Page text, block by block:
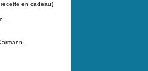
en cadeau)
...
...